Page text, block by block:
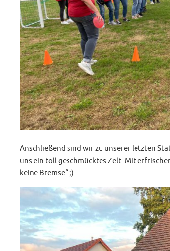
Anschließend sind wir zu unserer letzten
uns ein toll geschmücktes Zelt. Mit
keine Bremse“ ;).